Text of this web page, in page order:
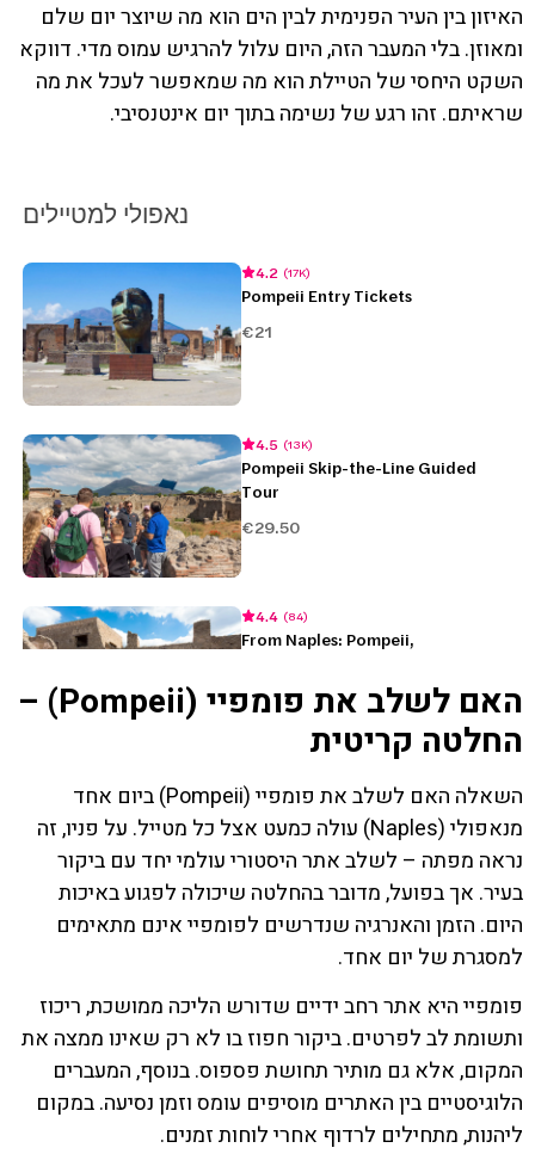
האיזון בין העיר הפנימית לבין הים הוא מה שיוצר יום שלם
ומאוזן. בלי המעבר הזה, היום עלול להרגיש עמוס מדי. דווקא
השקט היחסי של הטיילת הוא מה שמאפשר לעכל את מה
שראיתם. זהו רגע של נשימה בתוך יום אינטנסיבי.
האם לשלב את פומפיי (Pompeii) –
החלטה קריטית
השאלה האם לשלב את פומפיי (Pompeii) ביום אחד
מנאפולי (Naples) עולה כמעט אצל כל מטייל. על פניו, זה
נראה מפתה – לשלב אתר היסטורי עולמי יחד עם ביקור
בעיר. אך בפועל, מדובר בהחלטה שיכולה לפגוע באיכות
היום. הזמן והאנרגיה שנדרשים לפומפיי אינם מתאימים
למסגרת של יום אחד.
פומפיי היא אתר רחב ידיים שדורש הליכה ממושכת, ריכוז
ותשומת לב לפרטים. ביקור חפוז בו לא רק שאינו ממצה את
המקום, אלא גם מותיר תחושת פספוס. בנוסף, המעברים
הלוגיסטיים בין האתרים מוסיפים עומס וזמן נסיעה. במקום
ליהנות, מתחילים לרדוף אחרי לוחות זמנים.